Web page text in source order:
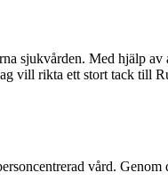
sjukvården. Med hjälp
vill rikta ett stort tack till
vård.